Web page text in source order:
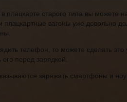
плацкарте старого типа вы можете
плацкартные вагоны уже довольно
телефон, то можете сделать это
перед зарядкой.
заряжать смартфоны и